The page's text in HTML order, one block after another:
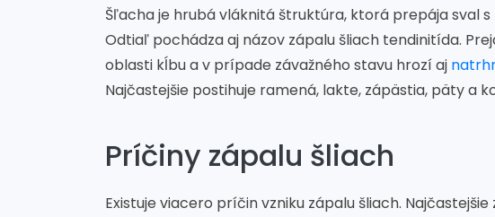
Šľacha je hrubá vláknitá štruktúra, ktorá prepája sval
Odtiaľ pochádza aj názov zápalu šliach tendinitída.
oblasti kĺbu a v prípade závažného stavu hrozí aj
Najčastejšie postihuje ramená, lakte, zápästia, päty a
Príčiny zápalu šliach
Existuje viacero príčin vzniku zápalu šliach.